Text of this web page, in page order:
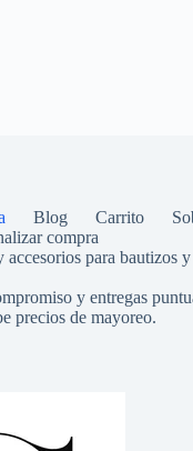
Blog Carrito
compra
accesorios para bautizos
y entregas
precios de mayoreo.